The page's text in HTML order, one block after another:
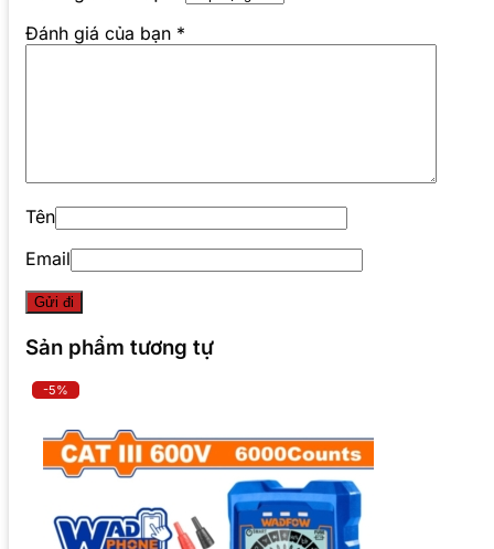
Đánh giá của bạn *
Tên
Email
Sản phẩm tương tự
-5%